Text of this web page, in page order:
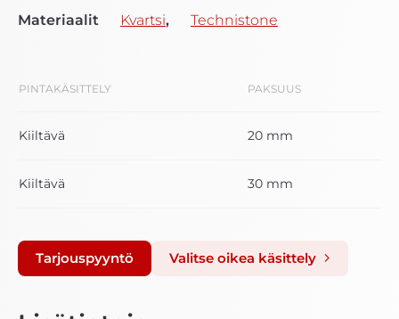
Materiaalit Kvartsi, Technistone
PINTAKÄSITTELY PAKSUUS
Kiiltävä 20 mm
Kiiltävä 30 mm
Tarjouspyyntö Valitse oikea käsittely